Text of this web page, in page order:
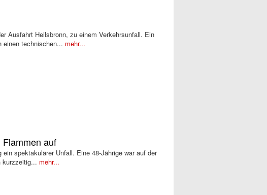
Ausfahrt Heilsbronn, zu einem Verkehrsunfall. Ein
einen technischen... mehr...
auf
spektakulärer Unfall. Eine 48-Jährige war auf der
kurzzeitig... mehr...